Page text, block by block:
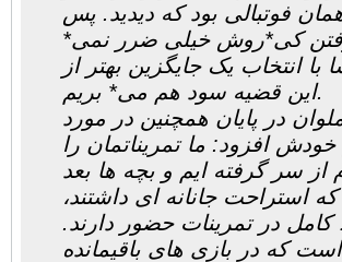
فوتبالی بود که دیدید. پس
رفتن کی*روش خیلی ضرر نمی*
با انتخاب یک جایگزین بهتر از
این قضیه سود هم می* بریم.
در پایان همچنین در مورد
خودش افزود: ما تمریناتمان را
از سر گرفته ایم و بچه ها بعد
استراحت جانانه ای داشتند،
کامل در تمرینات حضور دارند.
که در بازی های باقیمانده